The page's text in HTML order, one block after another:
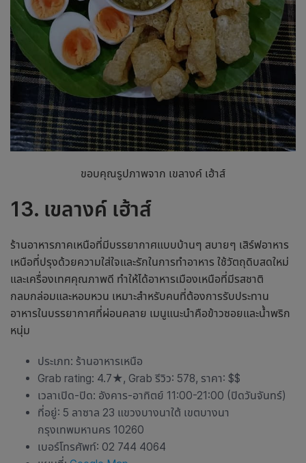
ขอบคุณรูปภาพจาก เขลางค์ เฮ้าส์
13. เขลางค์ เฮ้าส์
ร้านอาหารภาคเหนือที่มีบรรยากาศแบบบ้านๆ สบายๆ เสิร์ฟอาหาร
เหนือที่ปรุงด้วยความใส่ใจและรักในการทำอาหาร ใช้วัตถุดิบสดใหม่
และเครื่องเทศคุณภาพดี ทำให้ได้อาหารเมืองเหนือที่มีรสชาติ
กลมกล่อมและหอมหวน เหมาะสำหรับคนที่ต้องการรับประทาน
อาหารในบรรยากาศที่ผ่อนคลาย เมนูแนะนำคือข้าวซอยและน้ำพริก
หนุ่ม
ประเภท: ร้านอาหารเหนือ
Grab rating: 4.7★, Grab รีวิว: 578, ราคา: $$
เวลาเปิด-ปิด: อังคาร-อาทิตย์ 11:00-21:00 (ปิดวันจันทร์)
ที่อยู่: 5 ลาซาล 23 แขวงบางนาใต้ เขตบางนา
กรุงเทพมหานคร 10260
เบอร์โทรศัพท์: 02 744 4064